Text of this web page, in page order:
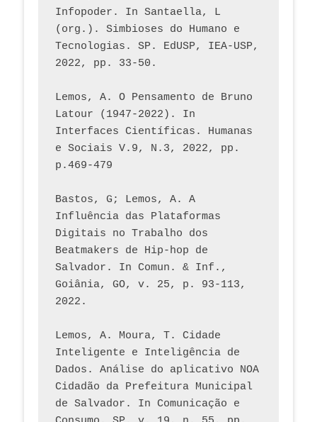
Infopoder. In Santaella, L
(org.). Simbioses do Humano e
Tecnologias. SP. EdUSP, IEA-USP,
2022, pp. 33-50.
Lemos, A. O Pensamento de Bruno
Latour (1947-2022). In
Interfaces Científicas. Humanas
e Sociais V.9, N.3, 2022, pp.
p.469-479
Bastos, G; Lemos, A. A
Influência das Plataformas
Digitais no Trabalho dos
Beatmakers de Hip-hop de
Salvador. In Comun. & Inf.,
Goiânia, GO, v. 25, p. 93-113,
2022.
Lemos, A. Moura, T. Cidade
Inteligente e Inteligência de
Dados. Análise do aplicativo NOA
Cidadão da Prefeitura Municipal
de Salvador. In Comunicação e